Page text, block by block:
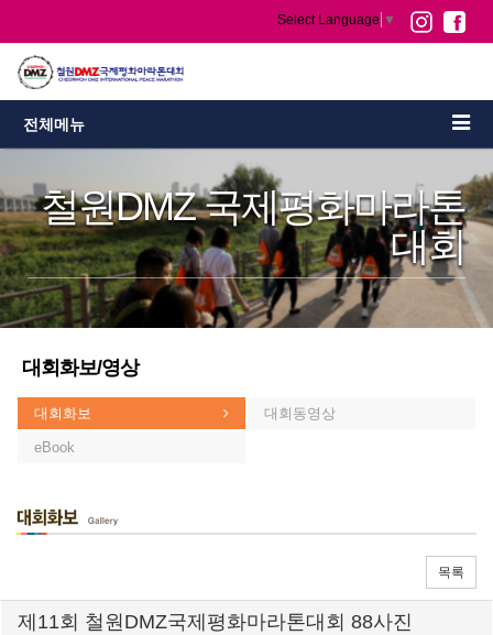
Select Language ▼
전체메뉴
철원DMZ 국제평화마라톤
대회
대회화보/영상
대회화보 대회동영상
eBook
목록
제11회 철원DMZ국제평화마라톤대회 88사진